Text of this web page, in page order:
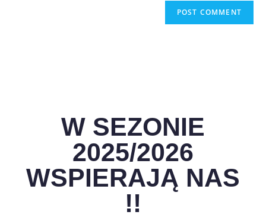
W SEZONIE
2025/2026
WSPIERAJĄ NAS
!!